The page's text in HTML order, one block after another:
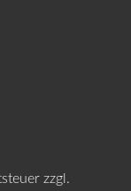
zzgl.